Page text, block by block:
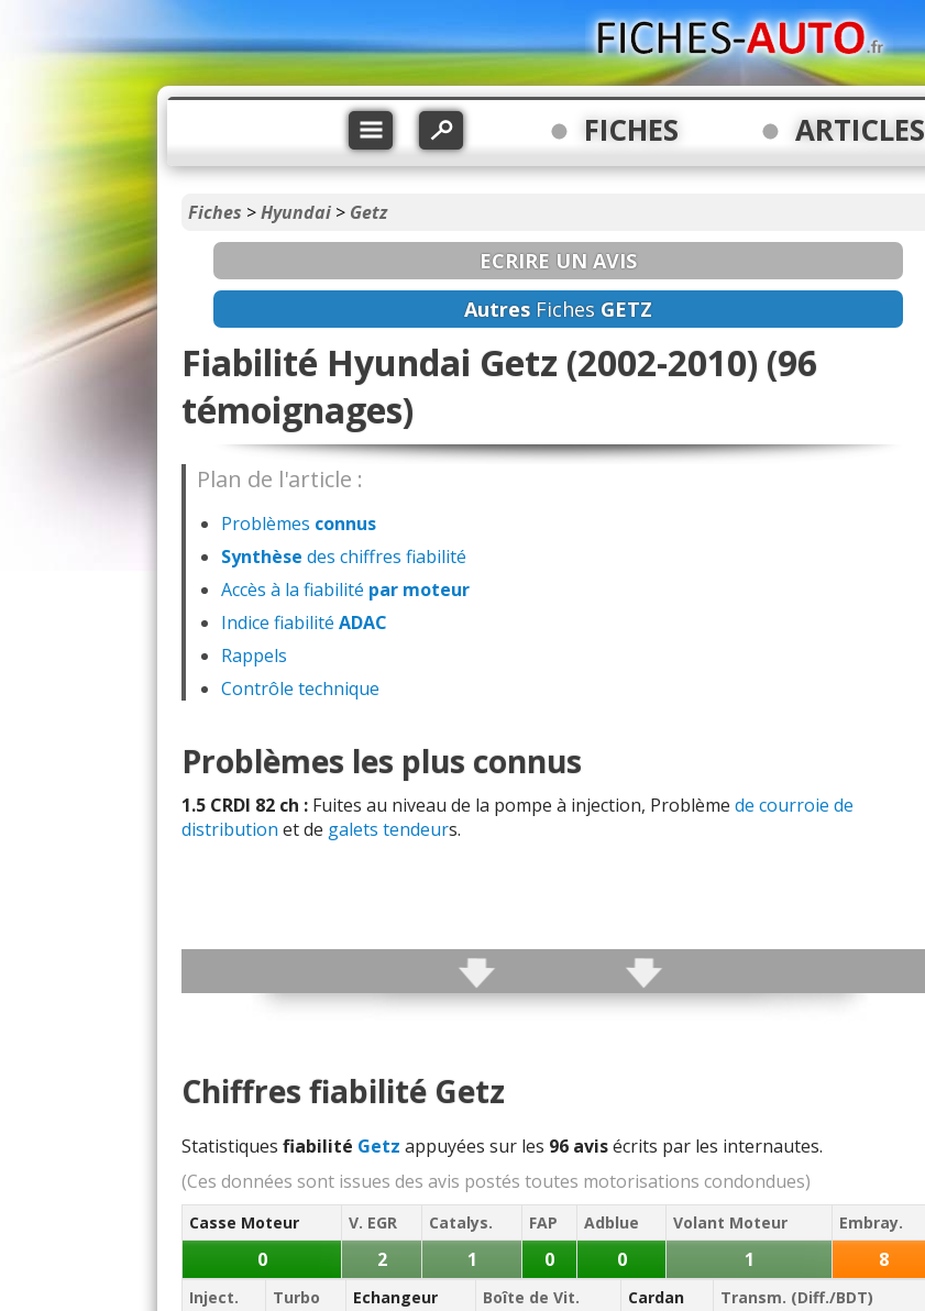
FICHES ARTICLES
Fiches >Hyundai > Getz
ECRIRE UN AVIS
Autres Fiches GETZ
Fiabilité Hyundai Getz (2002-2010) (96
témoignages)
Plan de l'article :
Problèmes connus
Synthèse des chiffres fiabilité
Accès à la fiabilité par moteur
Indice fiabilité ADAC
Rappels
Contrôle technique
Problèmes les plus connus
1.5 CRDI 82 ch : Fuites au niveau de la pompe à injection, Problème de courroie de
distribution et de galets tendeurs.
Chiffres fiabilité Getz
Statistiques fiabilité Getz appuyées sur les 96 avisécrits par les internautes.
(Ces données sont issues des avis postés toutes motorisations condondues)
Casse Moteur V. EGR Catalys. FAP Adblue Volant Moteur Embray.
0 2 1 0 0 1 8
Inject. Turbo Echangeur Boîte de Vit. Cardan Transm. (Diff./BDT)